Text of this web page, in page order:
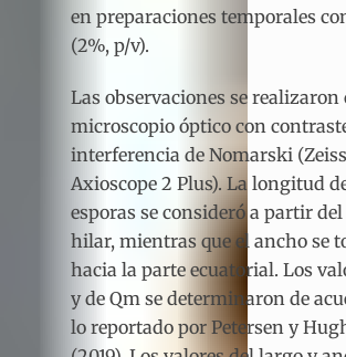
en preparaciones temporales
(2%, p/v).
Las observaciones se realizaron
microscopio óptico con
interferencia de Nomarski (Zeiss
Axioscope 2 Plus). La longitud
esporas se consideró a partir
hilar, mientras que el ancho se
hacia la parte ecuatorial. Los
y de Qm se determinaron de
lo reportado por Petersen y